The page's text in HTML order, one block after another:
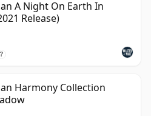
A Night On Earth In
Release)
?
Harmony Collection